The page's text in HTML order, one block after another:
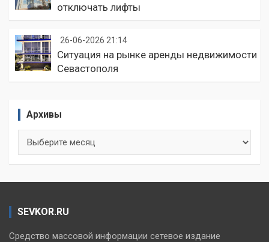
отключать лифты
26-06-2026 21:14
Ситуация на рынке аренды недвижимости
Севастополя
Архивы
SEVKOR.RU
Средство массовой информации сетевое издание